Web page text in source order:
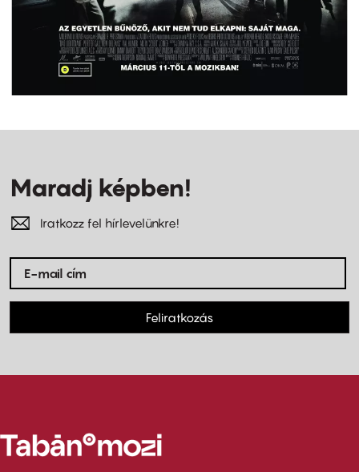
Maradj képben!
Iratkozz fel hírlevelünkre!
Feliratkozás